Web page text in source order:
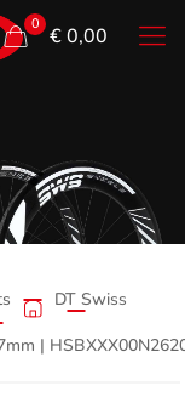
0 € 0,00
DT Swiss
|